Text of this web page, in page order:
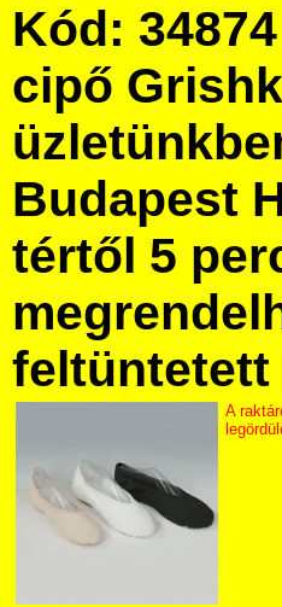
Kód:
cipő
Budapest
tértől 5
feltüntetett
A